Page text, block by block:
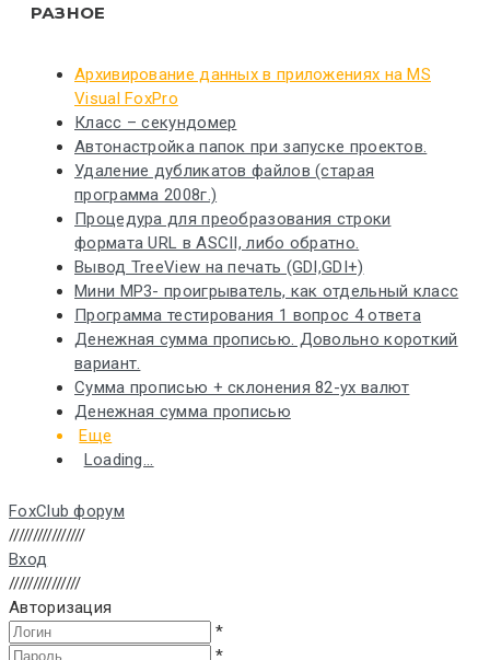
РАЗНОЕ
Архивирование данных в приложениях на MS
Visual FoxPro
Класс – секундомер
Автонастройка папок при запуске проектов.
Удаление дубликатов файлов (старая
программа 2008г.)
Процедура для преобразования строки
формата URL в ASCII, либо обратно.
Вывод TreeView на печать (GDI,GDI+)
Мини MP3- проигрыватель, как отдельный класс
Программа тестирования 1 вопрос 4 ответа
Денежная сумма прописью. Довольно короткий
вариант.
Сумма прописью + склонения 82-ух валют
Денежная сумма прописью
Еще
Loading...
FoxClub форум
////////////////
Вход
///////////////
Авторизация
*
*